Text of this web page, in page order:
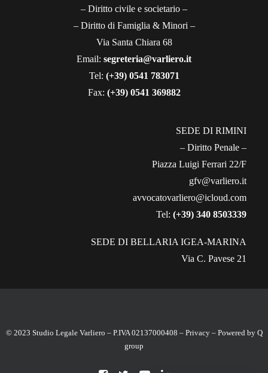
– Diritto civile e societario –
– Diritto di Famiglia & Minori –
Via Santa Chiara 68
Email: segreteria@varliero.it
Tel: (+39) 0541 783071
Fax: (+39) 0541 369882
SEDE DI RIMINI
– Diritto Penale –
Piazza Luigi Ferrari 22/F
gfv@varliero.it
avvocatovarliero@icloud.com
Tel: (+39) 340 8503339
SEDE DI BELLARIA IGEA-MARINA
Via C. Pavese 21
© 2023 Studio Legale Varliero – P.IVA 02137000408 – Privacy– Powered by Q
group